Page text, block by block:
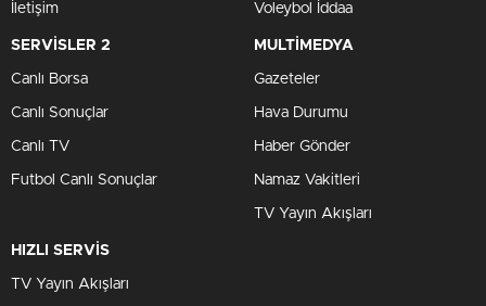
İletişim Voleybol İddaa
SERVİSLER 2
Canlı Borsa
Canlı Sonuçlar
Canlı TV
Futbol Canlı Sonuçlar
MULTİMEDYA
Gazeteler
Hava Durumu
Haber Gönder
Namaz Vakitleri
TV Yayın Akışları
HIZLI SERVİS
TV Yayın Akışları